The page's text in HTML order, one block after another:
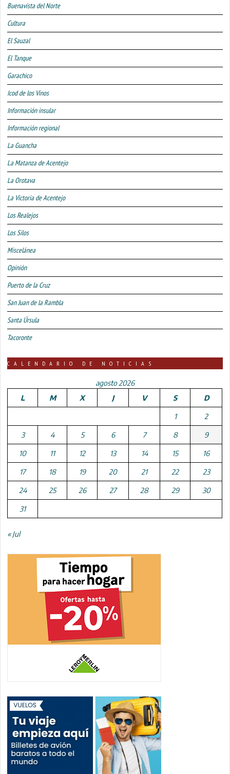
Buenavista del Norte
Cultura
El Sauzal
El Tanque
Garachico
Icod de los Vinos
Información insular
Información regional
La Guancha
La Matanza de Acentejo
La Orotava
La Victoria de Acentejo
Los Realejos
Los Silos
Miscelánea
Opinión
Puerto de la Cruz
San Juan de la Rambla
Santa Úrsula
Tacoronte
CALENDARIO DE NOTICIAS
agosto 2026
L
M X J V S D
1 2
3 4 5 6 7 8 9
10 11 12 13 14 15 16
17 18 19 20 21 22 23
24 25 26 27 28 29 30
31
« Jul